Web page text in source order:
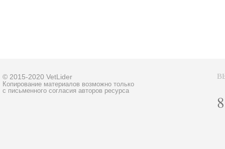
© 2015-2020 VetLider
Копирование материалов возможно только
с письменного согласия авторов ресурса